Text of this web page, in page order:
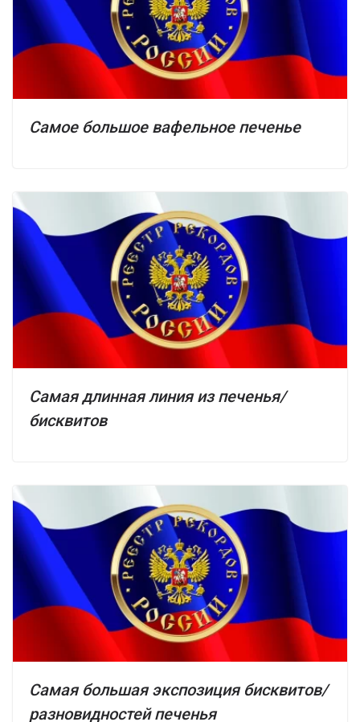
Самое большое вафельное печенье
Самая длинная линия из печенья/
бисквитов
Самая большая экспозиция бисквитов/
разновидностей печенья